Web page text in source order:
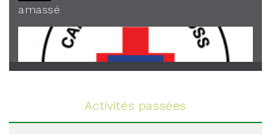
amassé
Voir plus
Activités passées